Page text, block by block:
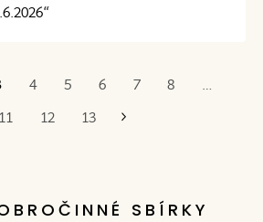
První
4 5 6 7 8
…
11
12 13
Poslední
SBÍRKY